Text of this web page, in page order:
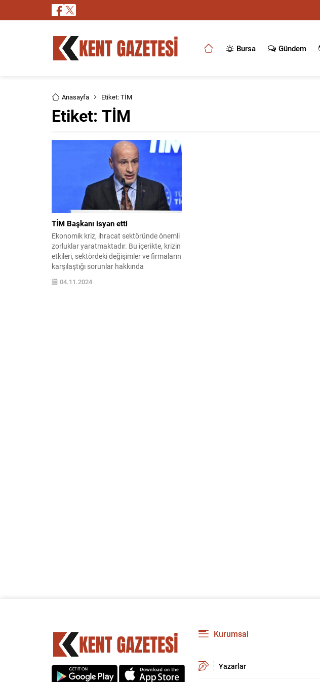
Bursa Gündem
Anasayfa Etiket: TİM
Etiket: TİM
TİM Başkanı isyan etti
Ekonomik kriz, ihracat sektöründe önemli
zorluklar yaratmaktadır. Bu içerikte, krizin
etkileri, sektördeki değişimler ve firmaların
karşılaştığı sorunlar hakkında
derinlemesine bilgi edinin.
04.11.2024
Kurumsal
Yazarlar